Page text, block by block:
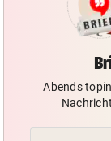
Abends